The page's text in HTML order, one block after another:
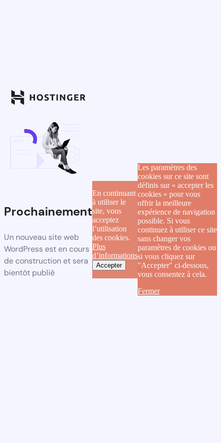
Prochainement
Un nouveau site web
WordPress est en cours
de construction et sera
bientôt publié
En continuant
à utiliser le
site, vous
acceptez
l’utilisation
des cookies.
Plus
d’informations
Accepter
Les paramètres des
cookies sur ce site sont
définis sur « accepter les
cookies » pour vous
offrir la meilleure
expérience de navigation
possible. Si vous
continuez à utiliser ce site
sans changer vos
paramètres de cookies ou
si vous cliquez sur
"Accepter" ci-dessous,
vous consentez à cela.
Fermer